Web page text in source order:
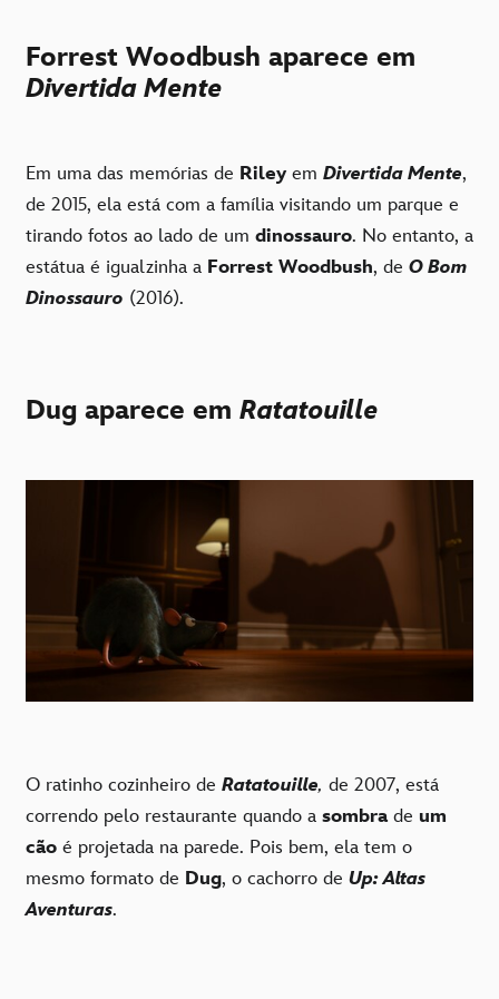
Forrest Woodbush aparece em
Divertida Mente
Em uma das memórias de Riley em Divertida Mente,
de 2015, ela está com a família visitando um parque e
tirando fotos ao lado de um dinossauro. No entanto, a
estátua é igualzinha a Forrest Woodbush, de O Bom
Dinossauro (2016).
Dug aparece em Ratatouille
O ratinho cozinheiro de Ratatouille, de 2007, está
correndo pelo restaurante quando a sombra de um
cão é projetada na parede. Pois bem, ela tem o
mesmo formato de Dug, o cachorro de Up: Altas
Aventuras.